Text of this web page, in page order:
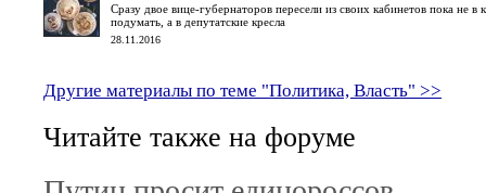
Сразу двое вице-губернаторов пересели из своих кабинетов пока
подумать, а в депутатские кресла
28.11.2016
Другие материалы по теме "Политика, Власть" >>
Читайте также на форуме